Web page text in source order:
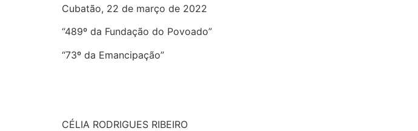
Cubatão, 22 de março de 2022
“489º da Fundação do Povoado”
“73º da Emancipação”
CÉLIA RODRIGUES RIBEIRO